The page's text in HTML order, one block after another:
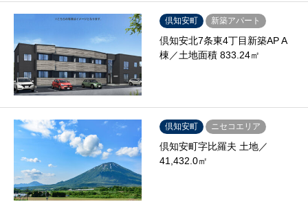
倶知安町 新築アパート
倶知安北7条東4丁目新築AP A
棟／土地面積 833.24㎡
倶知安町 ニセコエリア
倶知安町字比羅夫 土地／
41,432.0㎡